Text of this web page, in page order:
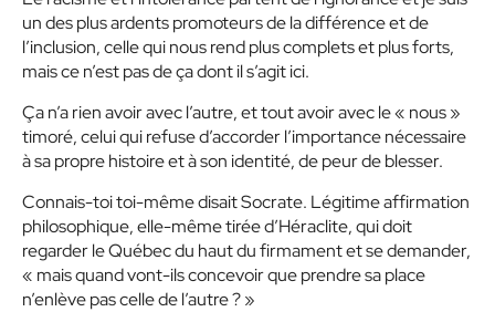
un des plus ardents promoteurs de la différence et de
l’inclusion, celle qui nous rend plus complets et plus forts,
mais ce n’est pas de ça dont il s’agit ici.
Ça n’a rien avoir avec l’autre, et tout avoir avec le « nous »
timoré, celui qui refuse d’accorder l’importance nécessaire
à sa propre histoire et à son identité, de peur de blesser.
Connais-toi toi-même disait Socrate. Légitime affirmation
philosophique, elle-même tirée d’Héraclite, qui doit
regarder le Québec du haut du firmament et se demander,
« mais quand vont-ils concevoir que prendre sa place
n’enlève pas celle de l’autre ? »